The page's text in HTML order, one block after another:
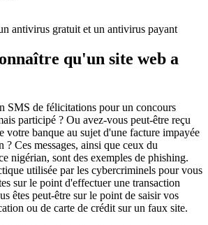
qu'un site web a
SMS de félicitations pour un concours
participé ? Ou avez-vous peut-être reçu
votre banque au sujet d'une facture impayée
? Ces messages, ainsi que ceux du
nigérian, sont des exemples de phishing.
utilisée par les cybercriminels pour vous
sur le point d'effectuer une transaction
êtes peut-être sur le point de saisir vos
ou de carte de crédit sur un faux site.